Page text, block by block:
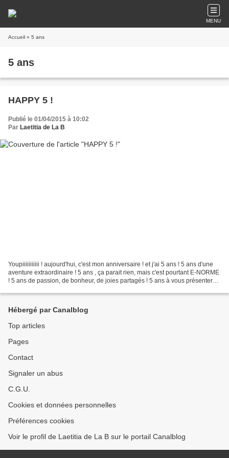
MENU
Accueil » 5 ans
5 ans
HAPPY 5 !
Publié le 01/04/2015 à 10:02
Par Laetitia de La B
Youpiiiiiiiiiii ! aujourd'hui, c'est mon anniversaire ! et j'ai 5 ans ! 5 ans d'une
aventure extraordinaire ! 5 ans , ça parait rien, mais c'est pourtant E-NORME
! 5 ans de passion, de bonheur, de joies partagés ! 5 ans à vous présenter
Hébergé par Canalblog
Top articles
Pages
Contact
Signaler un abus
C.G.U.
Cookies et données personnelles
Préférences cookies
Voir le profil de Laetitia de La B sur le portail Canalblog